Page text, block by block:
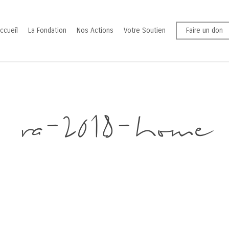
La Fondation Nos Actions Votre Soutien Faire un don
ra-2018-home